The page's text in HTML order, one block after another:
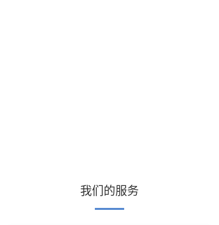
我们的服务